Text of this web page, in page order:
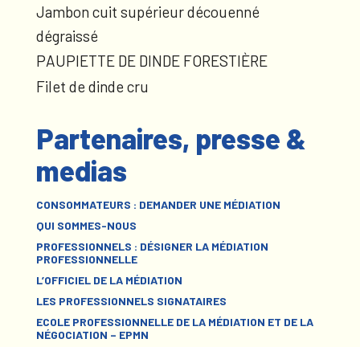
Jambon cuit supérieur découenné
dégraissé
PAUPIETTE DE DINDE FORESTIÈRE
Filet de dinde cru
Partenaires, presse &
medias
CONSOMMATEURS : DEMANDER UNE MÉDIATION
QUI SOMMES-NOUS
PROFESSIONNELS : DÉSIGNER LA MÉDIATION
PROFESSIONNELLE
L’OFFICIEL DE LA MÉDIATION
LES PROFESSIONNELS SIGNATAIRES
ECOLE PROFESSIONNELLE DE LA MÉDIATION ET DE LA
NÉGOCIATION – EPMN